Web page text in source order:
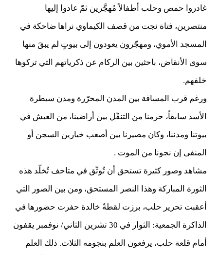
غادروا حمص وحلب أطفالاً مُهجَّرين ثمّ عادوا إليها
منتصرين، فتاة نجت من قصف الكيماوي نراها ضاحكة في
المسجد الأموي، ومهجّرون يعودون إلى بيوتٍ لم يبقَ منها
سوى الأنقاض، باحثين بين الركام عن ذكرياتهم التي تركوها
خلفهم.
ورغم قرب المسافة بين المدن المحرّرة ومدن سيطرة
الأسد سابقاً، حرمنا من التنقّل بين أراضينا، من العيش في
بيوتنا ومدننا، وكان مصيرنا بين أصعب خيارين السجن أو
المنفى إن نجونا من الموت .
مشاهد وصور كثيرة تستحق أن تُوثّق في متاحف تُخلّد هذه
الثورة المباركة وهذا النصر المستحق، ومن بين الصور التي
أعقبت تحرير حلب، برزت لقطةٌ خالدة حفرت حضورها في
الذاكرة الجمعية: الثوار في 30 تشرين الثاني/ نوفمبر يقفون
أمام قلعة حلب، يرفعون العلم بنجومه الثلاث. ذلك العلم